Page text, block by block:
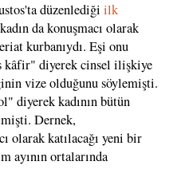
düzenlediği ilk
da konuşmacı olarak
kurbanıydı. Eşi onu
kâfir" diyerek cinsel ilişkiye
vize olduğunu söylemişti.
diyerek kadının bütün
Dernek,
olarak katılacağı yeni bir
ayının ortalarında